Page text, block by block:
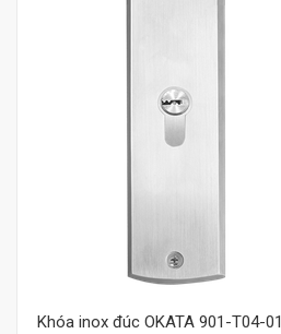
Khóa inox đúc OKATA 901-T04-01